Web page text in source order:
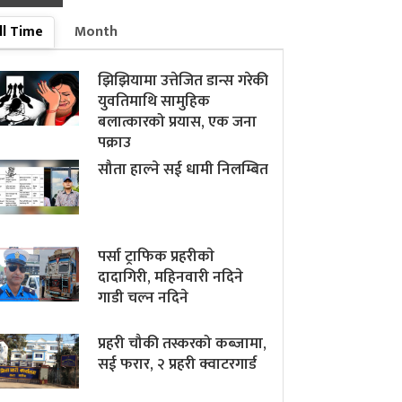
Time
Month
झिझियामा उत्तेजित डान्स गरेकी
युवतिमाथि सामुहिक
बलात्कारको प्रयास, एक जना
पक्राउ
सौता हाल्ने सई धामी निलम्बित
पर्सा ट्राफिक प्रहरीकाे
दादागिरी, महिनवारी नदिने
गाडी चल्न नदिने
प्रहरी चौकी तस्करको कब्जामा,
सई फरार, २ प्रहरी क्वाटरगार्ड